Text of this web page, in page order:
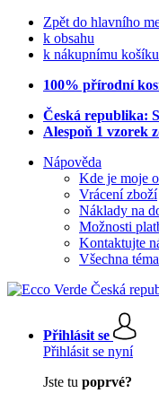
Zpět do hlavního
k obsahu
k nákupnímu košíku
100% přírodní
Česká republika:
Alespoň 1 vzorek
Nápověda
Kde je moje
Vrácení zboží
Náklady na
Možnosti
Kontaktujte
Všechna
Přihlásit se
Přihlásit se nyní
Jste tu poprvé?